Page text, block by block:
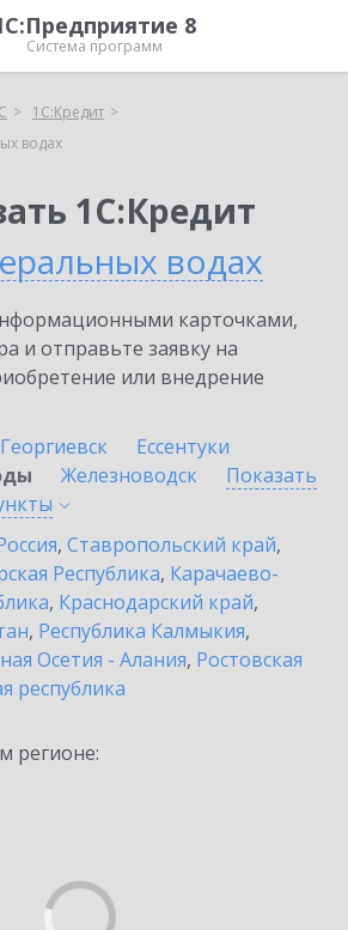
8
Система программ
1С:Кредит
водах
1С:Кредит
водах
карточками,
и отправьте заявку на
или внедрение
Георгиевск
Ессентуки
Железноводск
Показать
, Ставропольский край,
Республика, Карачаево-
, Краснодарский край,
, Республика Калмыкия,
Осетия - Алания, Ростовская
республика
регионе: